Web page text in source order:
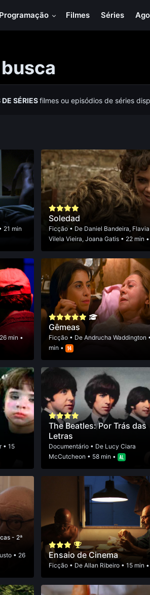
Programação Filmes Séries
DE SÉRIESfilmes ou episódios de séries
21 min
Soledad
Ficção• De Daniel Bandeira, Flavia
Vilela Vieira, Joana Gatis• 22 min •
min •
Gêmeas
Ficção• De Andrucha Waddington
min •
• 15
The Beatles: Por Trás das
Letras
Documentário• De Lucy Ciara
McCutcheon • 58 min •
- 2ª
• 26
Ensaio de Cinema
Ficção• De Allan Ribeiro• 15 min •